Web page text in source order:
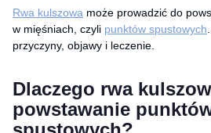
Rwa kulszowa może prowadzić do
w mięśniach, czyli punktów spustowych
przyczyny, objawy i leczenie.
Dlaczego rwa
powstawanie